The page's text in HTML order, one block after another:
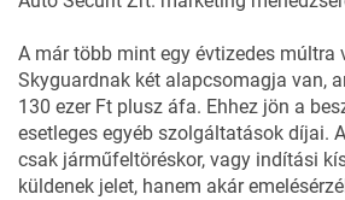
A már több mint egy évtizedes múltra
Skyguardnak két alapcsomagja van,
130 ezer Ft plusz áfa. Ehhez jön a
esetleges egyéb szolgáltatások díjai.
csak járműfeltöréskor, vagy indítási
küldenek jelet, hanem akár